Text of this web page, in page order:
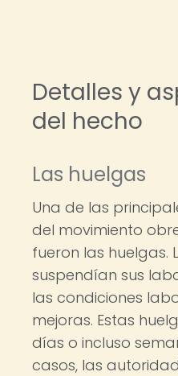
Detalles y
del hecho
Las huelgas
Una de las
del movimiento
fueron las huelgas.
suspendían sus
las condiciones
mejoras. Estas
días o incluso
casos, las